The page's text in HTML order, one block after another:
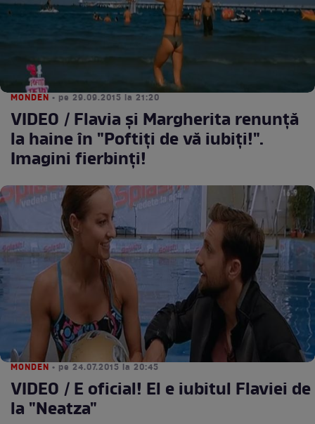
MONDEN • pe 29.09.2015 la 21:20
VIDEO / Flavia şi Margherita renunţă
la haine în "Poftiţi de vă iubiţi!".
Imagini fierbinţi!
MONDEN • pe 24.07.2015 la 20:45
VIDEO / E oficial! El e iubitul Flaviei de
la "Neatza"